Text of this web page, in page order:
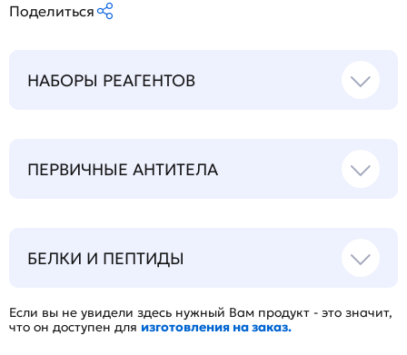
Поделиться
НАБОРЫ РЕАГЕНТОВ
ПЕРВИЧНЫЕ АНТИТЕЛА
БЕЛКИ И ПЕПТИДЫ
Если вы не увидели здесь нужный Вам продукт - это значит,
что он доступен для изготовления на заказ.